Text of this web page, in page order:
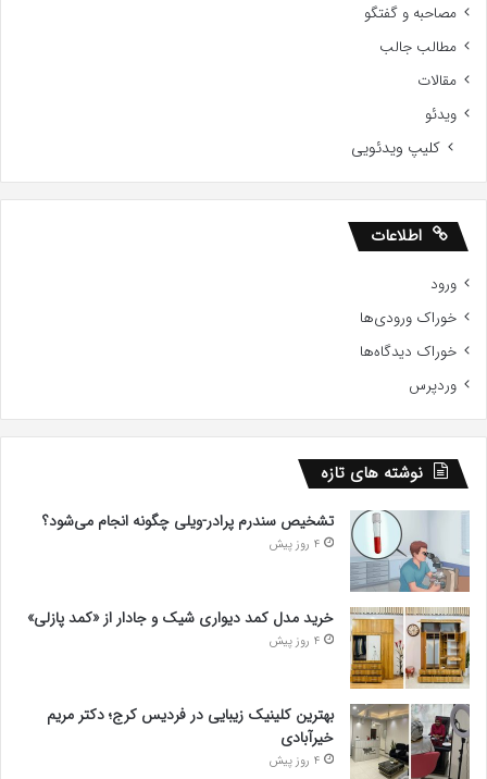
مصاحبه و گفتگو
مطالب جالب
مقالات
ویدئو
کلیپ ویدئویی
اطلاعات
ورود
خوراک ورودی‌ها
خوراک دیدگاه‌ها
وردپرس
نوشته های تازه
تشخیص سندرم پرادر-ویلی چگونه انجام می‌شود؟
4 روز پیش
خرید مدل کمد دیواری شیک و جادار از «کمد پازلی»
4 روز پیش
بهترین کلینیک زیبایی در فردیس کرج؛ دکتر مریم
خیرآبادی
4 روز پیش